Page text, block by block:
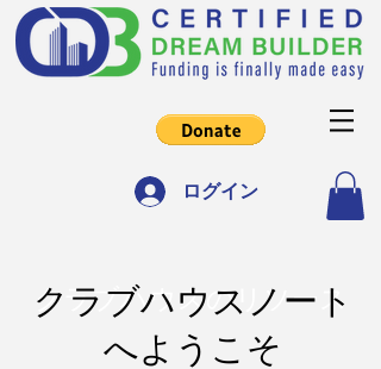
ログイン
クラブハウスのリソース
クラブハウスノート
へようこそ